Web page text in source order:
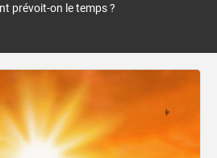
prévoit-on le temps ?